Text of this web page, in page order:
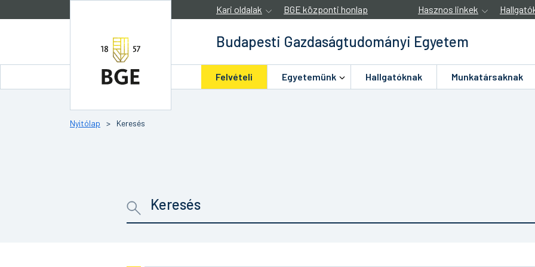
Kari oldalak BGE központi honlap Hasznos linkek
Budapesti Gazdaságtudományi Egyetem
Felvételi Egyetemünk Hallgatóknak Munkatársaknak
Nyitólap > Keresés